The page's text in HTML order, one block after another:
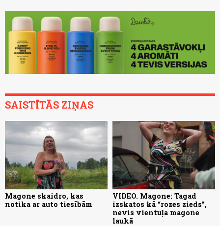
SAISTĪTĀS ZIŅAS
Magone skaidro, kas
notika ar auto tiesībām
VIDEO. Magone: Tagad
izskatos kā “rozes zieds”,
nevis vientuļa magone
laukā